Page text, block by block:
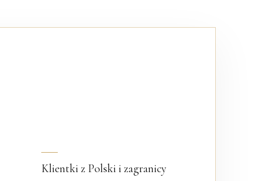
Klientki z Polski i zagranicy